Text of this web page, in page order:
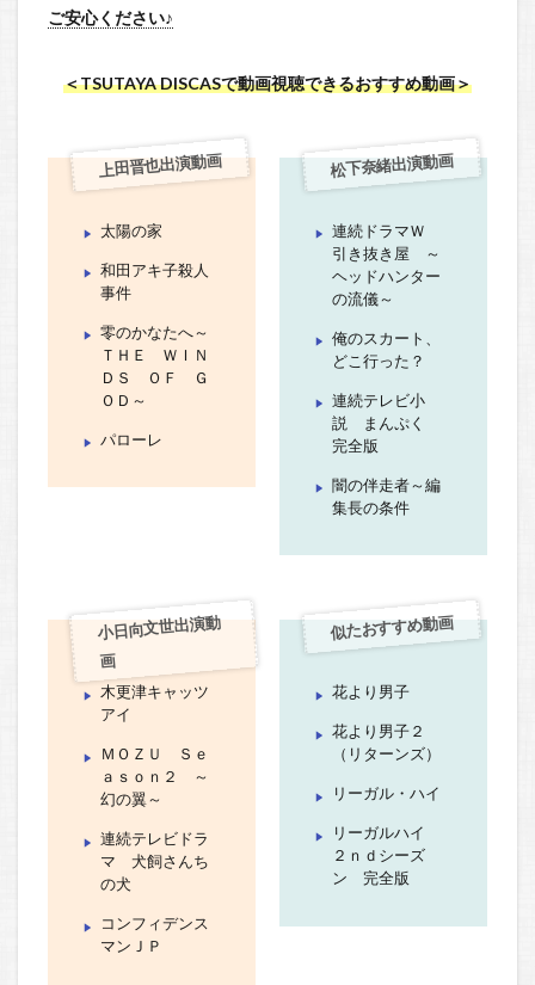
ご安心ください♪
＜TSUTAYA DISCASで動画視聴できるおすすめ動画＞
上田晋也出演動画
太陽の家
和田アキ子殺人
事件
零のかなたへ～
ＴＨＥ ＷＩＮ
ＤＳ ＯＦ Ｇ
ＯＤ～
パローレ
松下奈緒出演動画
連続ドラマＷ
引き抜き屋 ～
ヘッドハンター
の流儀～
俺のスカート、
どこ行った？
連続テレビ小
説 まんぷく
完全版
闇の伴走者～編
集長の条件
小日向文世出演動
画
木更津キャッツ
アイ
ＭＯＺＵ Ｓｅ
ａｓｏｎ２ ～
幻の翼～
連続テレビドラ
マ 犬飼さんち
の犬
コンフィデンス
マンＪＰ
似たおすすめ動画
花より男子
花より男子２
（リターンズ）
リーガル・ハイ
リーガルハイ
２ｎｄシーズ
ン 完全版